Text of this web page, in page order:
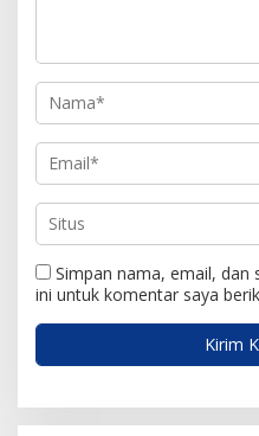
Simpan nama, email, dan
ini untuk komentar saya